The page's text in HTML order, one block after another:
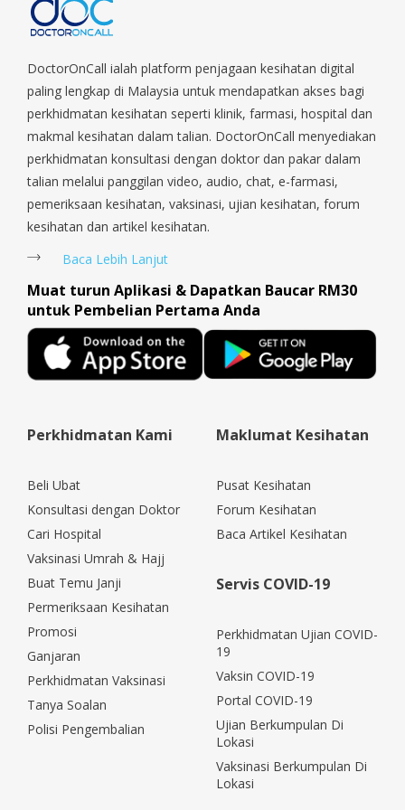
Macpherson, Mandai, Newton, Novena, Orchard, Pasir Ris,
Punggol, Potong Pasir, Paya Lebar, Queenstown, Raffles Place,
Serangoon Rd, Seletar, Tampines, Toa Payoh, Tanjong Pagar,
Telok Blangah, Tanglin, Thomson, Tuas, Tengah, Upper East
Coast, Upper Bukit Timah, Upper Thomson, Woodlands, West
Coast, Yishun, Yio Chu Kang.
DoctorOnCall ialah platform penjagaan kesihatan digital
paling lengkap di Malaysia untuk mendapatkan akses bagi
perkhidmatan kesihatan seperti klinik, farmasi, hospital dan
makmal kesihatan dalam talian. DoctorOnCall menyediakan
perkhidmatan konsultasi dengan doktor dan pakar dalam
talian melalui panggilan video, audio, chat, e-farmasi,
pemeriksaan kesihatan, vaksinasi, ujian kesihatan, forum
kesihatan dan artikel kesihatan.
Baca Lebih Lanjut
Muat turun Aplikasi & Dapatkan Baucar RM30
untuk Pembelian Pertama Anda
Perkhidmatan Kami
Beli Ubat
Konsultasi dengan Doktor
Cari Hospital
Vaksinasi Umrah & Hajj
Buat Temu Janji
Permeriksaan Kesihatan
Promosi
Ganjaran
Perkhidmatan Vaksinasi
Tanya Soalan
Polisi Pengembalian
Maklumat Kesihatan
Pusat Kesihatan
Forum Kesihatan
Baca Artikel Kesihatan
Servis COVID-19
Perkhidmatan Ujian COVID-
19
Vaksin COVID-19
Portal COVID-19
Ujian Berkumpulan Di
Lokasi
Vaksinasi Berkumpulan Di
Lokasi